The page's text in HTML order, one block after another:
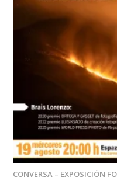
CONVERSA – EXPOSICIÓN